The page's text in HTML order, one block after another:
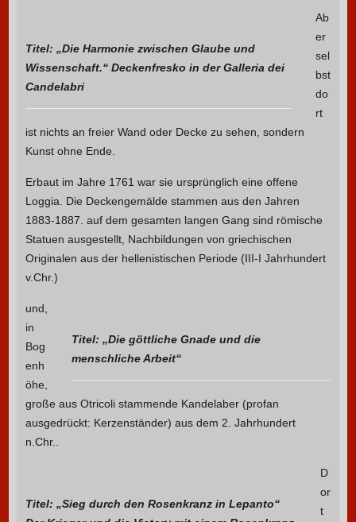
Titel: „Die Harmonie zwischen Glaube und
Wissenschaft.“ Deckenfresko in der Galleria dei
Candelabri
Ab
er
sel
bst
do
rt
ist nichts an freier Wand oder Decke zu sehen, sondern
Kunst ohne Ende.
Erbaut im Jahre 1761 war sie ursprünglich eine offene
Loggia. Die Deckengemälde stammen aus den Jahren
1883-1887. auf dem gesamten langen Gang sind römische
Statuen ausgestellt, Nachbildungen von griechischen
Originalen aus der hellenistischen Periode (III-I Jahrhundert
v.Chr.)
Titel: „Die göttliche Gnade und die
menschliche Arbeit“
und,
in
Bog
enh
öhe,
große aus Otricoli stammende Kandelaber (profan
ausgedrückt: Kerzenständer) aus dem 2. Jahrhundert
n.Chr..
Titel: „Sieg durch den Rosenkranz in Lepanto“
D
or
t